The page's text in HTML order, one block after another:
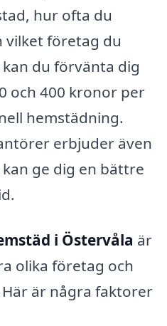
hur ofta du
vilket företag du
du förvänta dig
och 400 kronor per
hemstädning.
erbjuder även
ge dig en bättre
i Östervåla är
olika företag och
är några faktorer